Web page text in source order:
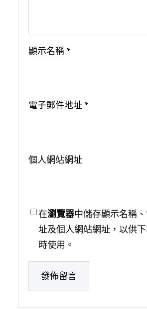
顯示名稱 *
電子郵件地址 *
個人網站網址
在瀏覽器中儲存顯示名稱
址及個人網站網址，以供
時使用。